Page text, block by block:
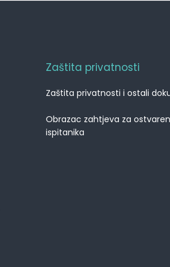
Zaštita privatnosti
Zaštita privatnosti i ostali
Obrazac zahtjeva za
ispitanika